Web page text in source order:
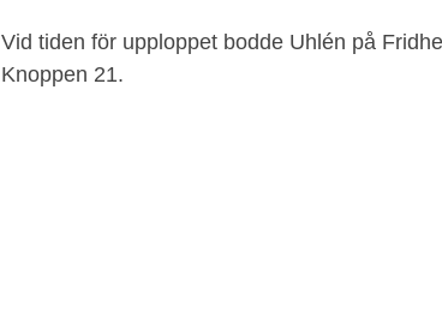
Vid tiden för upploppet bodde Uhlén på
Knoppen 21.